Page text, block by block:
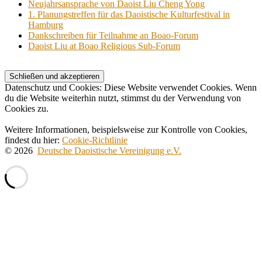
Neujahrsansprache von Daoist Liu Cheng Yong
1. Planungstreffen für das Daoistische Kulturfestival in
Hamburg
Dankschreiben für Teilnahme an Boao-Forum
Daoist Liu at Boao Religious Sub-Forum
Datenschutz und Cookies: Diese Website verwendet Cookies. Wenn
du die Website weiterhin nutzt, stimmst du der Verwendung von
Cookies zu.
Weitere Informationen, beispielsweise zur Kontrolle von Cookies,
findest du hier: Cookie-Richtlinie
© 2026 Deutsche Daoistische Vereinigung e.V.